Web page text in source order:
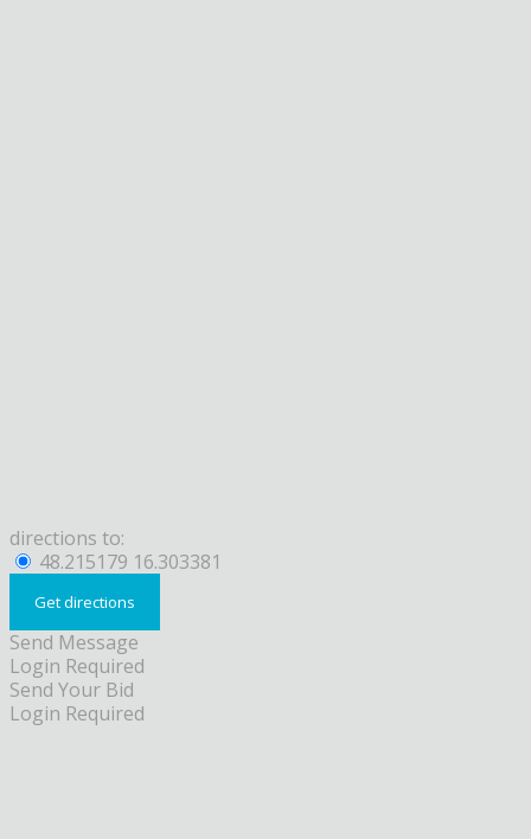
directions to:
48.215179 16.303381
Send Message
Login Required
Send Your Bid
Login Required